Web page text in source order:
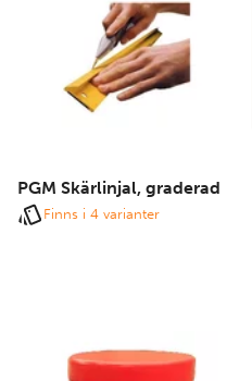
PGM Skärlinjal, graderad
Finns i 4 varianter